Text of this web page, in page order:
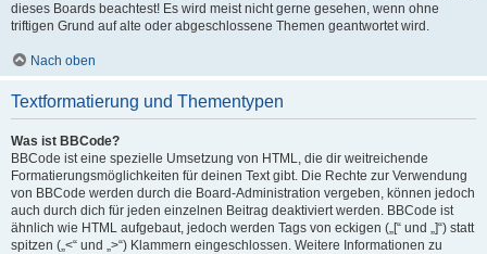
dieses Boards beachtest! Es wird meist nicht gerne gesehen, wenn ohne
triftigen Grund auf alte oder abgeschlossene Themen geantwortet wird.
Nach oben
Textformatierung und Thementypen
Was ist BBCode?
BBCode ist eine spezielle Umsetzung von HTML, die dir weitreichende
Formatierungsmöglichkeiten für deinen Text gibt. Die Rechte zur Verwendung
von BBCode werden durch die Board-Administration vergeben, können jedoch
auch durch dich für jeden einzelnen Beitrag deaktiviert werden. BBCode ist
ähnlich wie HTML aufgebaut, jedoch werden Tags von eckigen („[“ und „]“) statt
spitzen („<“ und „>“) Klammern eingeschlossen. Weitere Informationen zu